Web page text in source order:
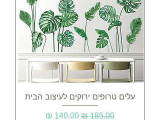
עלים טרופים ירוקים לעיצוב הבית
מחיר רגיל מחיר מבצע